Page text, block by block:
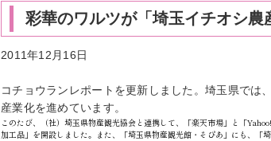
彩華のワルツが「埼玉イチオシ
2011年12月16日
コチョウランレポートを更新しました。埼玉県では
産業化を進めています。
このたび、（社）埼玉県物産観光協会と連携して、「楽天市場」と「
加工品」を開設しました。また、「埼玉県物産観光館・そぴあ」にも、「